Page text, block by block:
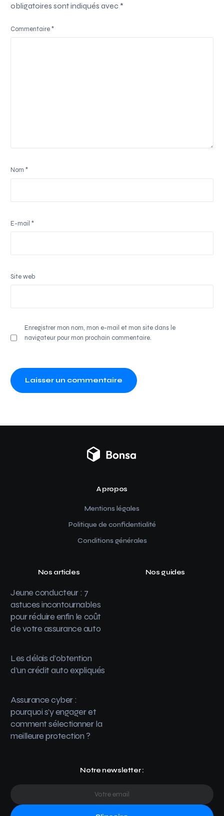
obligatoires sont indiqués avec *
Commentaire*
Nom*
E-mail*
Site web
Enregistrer mon nom, mon e-mail et mon site dans le
navigateur pour mon prochain commentaire.
A propos
Mentions légales
Politique de confidentialité
Conditions générales
Nos articles
Jeune conducteur : 7
astuces incontournables
pour réduire enfin le coût
de votre assurance auto
Les délais d’obtention
d’un crédit auto expliqués
Assurance cyber :
pourquoi s’y engager et
comment sélectionner la
meilleure protection ?
Nos guides
Notre newsletter :